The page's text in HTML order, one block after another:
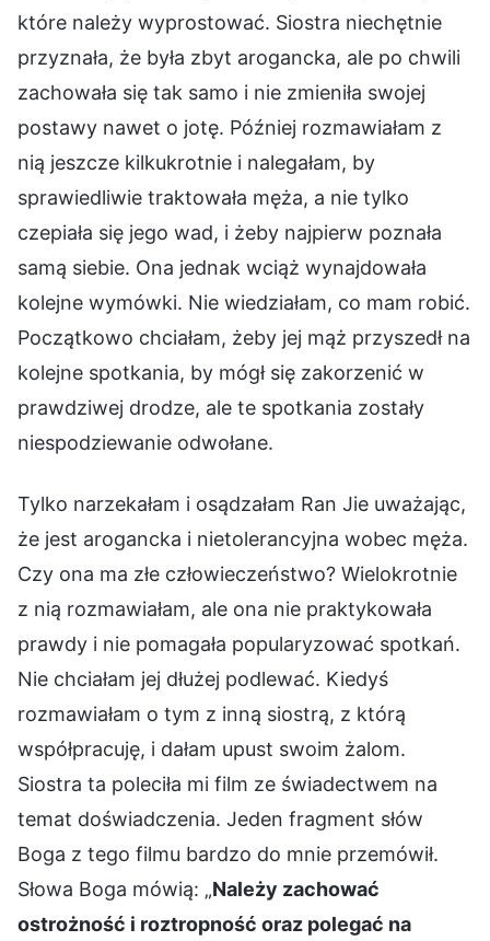
które należy wyprostować. Siostra niechętnie
przyznała, że była zbyt arogancka, ale po chwili
zachowała się tak samo i nie zmieniła swojej
postawy nawet o jotę. Później rozmawiałam z
nią jeszcze kilkukrotnie i nalegałam, by
sprawiedliwie traktowała męża, a nie tylko
czepiała się jego wad, i żeby najpierw poznała
samą siebie. Ona jednak wciąż wynajdowała
kolejne wymówki. Nie wiedziałam, co mam robić.
Początkowo chciałam, żeby jej mąż przyszedł na
kolejne spotkania, by mógł się zakorzenić w
prawdziwej drodze, ale te spotkania zostały
niespodziewanie odwołane.
Tylko narzekałam i osądzałam Ran Jie uważając,
że jest arogancka i nietolerancyjna wobec męża.
Czy ona ma złe człowieczeństwo? Wielokrotnie
z nią rozmawiałam, ale ona nie praktykowała
prawdy i nie pomagała popularyzować spotkań.
Nie chciałam jej dłużej podlewać. Kiedyś
rozmawiałam o tym z inną siostrą, z którą
współpracuję, i dałam upust swoim żalom.
Siostra ta poleciła mi film ze świadectwem na
temat doświadczenia. Jeden fragment słów
Boga z tego filmu bardzo do mnie przemówił.
Słowa Boga mówią: „Należy zachować
ostrożność i roztropność oraz polegać na